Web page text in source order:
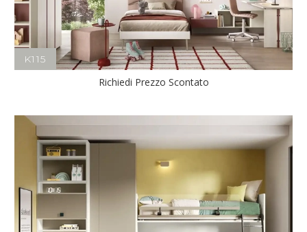
K115
Richiedi Prezzo Scontato